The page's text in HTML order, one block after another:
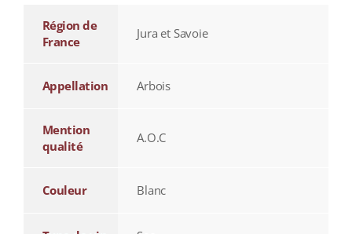
Région de
France
Jura et Savoie
Appellation Arbois
Mention
qualité
A.O.C
Couleur Blanc